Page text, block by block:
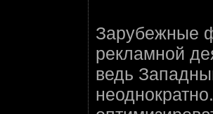
Зарубежные
рекламной
ведь